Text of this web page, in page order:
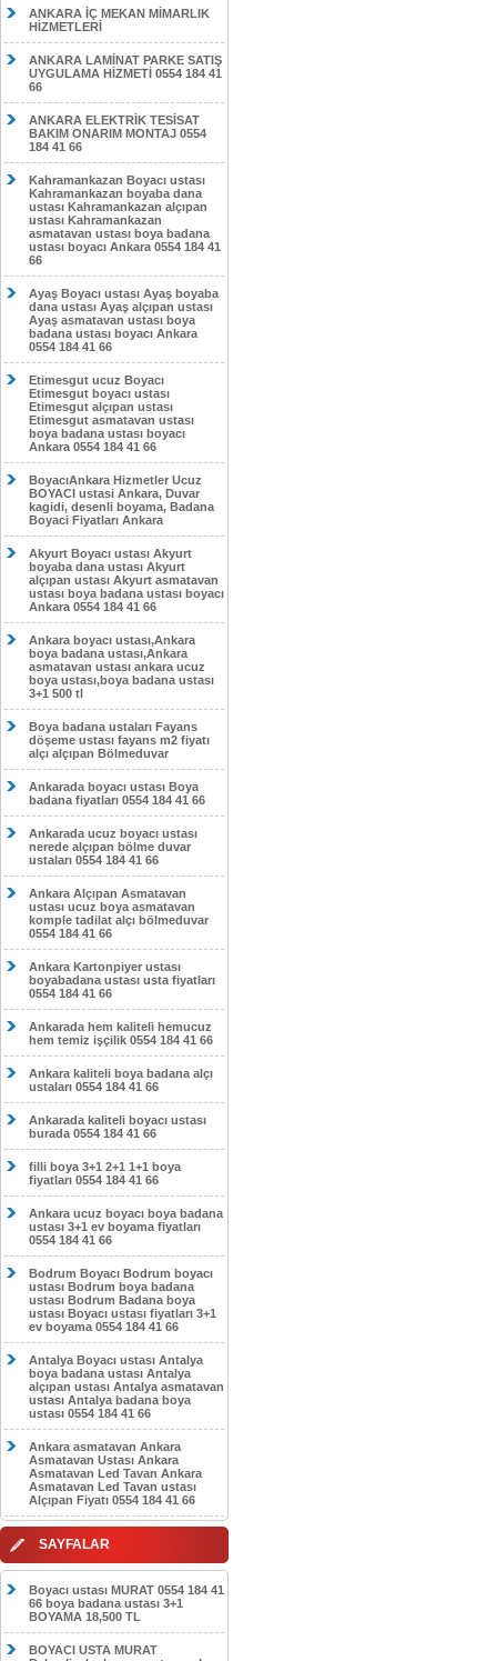
ANKARA İÇ MEKAN MİMARLIK
HİZMETLERİ
ANKARA LAMİNAT PARKE SATIŞ
UYGULAMA HİZMETİ 0554 184 41
66
ANKARA ELEKTRİK TESİSAT
BAKIM ONARIM MONTAJ 0554
184 41 66
Kahramankazan Boyacı ustası
Kahramankazan boyaba dana
ustası Kahramankazan alçıpan
ustası Kahramankazan
asmatavan ustası boya badana
ustası boyacı Ankara 0554 184 41
66
Ayaş Boyacı ustası Ayaş boyaba
dana ustası Ayaş alçıpan ustası
Ayaş asmatavan ustası boya
badana ustası boyacı Ankara
0554 184 41 66
Etimesgut ucuz Boyacı
Etimesgut boyacı ustası
Etimesgut alçıpan ustası
Etimesgut asmatavan ustası
boya badana ustası boyacı
Ankara 0554 184 41 66
BoyacıAnkara Hizmetler Ucuz
BOYACI ustasi Ankara, Duvar
kagidi, desenli boyama, Badana
Boyaci Fiyatları Ankara
Akyurt Boyacı ustası Akyurt
boyaba dana ustası Akyurt
alçıpan ustası Akyurt asmatavan
ustası boya badana ustası boyacı
Ankara 0554 184 41 66
Ankara boyacı ustası,Ankara
boya badana ustası,Ankara
asmatavan ustası ankara ucuz
boya ustası,boya badana ustası
3+1 500 tl
Boya badana ustaları Fayans
döşeme ustası fayans m2 fiyatı
alçı alçıpan Bölmeduvar
Ankarada boyacı ustası Boya
badana fiyatları 0554 184 41 66
Ankarada ucuz boyacı ustası
nerede alçıpan bölme duvar
ustaları 0554 184 41 66
Ankara Alçıpan Asmatavan
ustası ucuz boya asmatavan
komple tadilat alçı bölmeduvar
0554 184 41 66
Ankara Kartonpiyer ustası
boyabadana ustası usta fiyatları
0554 184 41 66
Ankarada hem kaliteli hemucuz
hem temiz işçilik 0554 184 41 66
Ankara kaliteli boya badana alçı
ustaları 0554 184 41 66
Ankarada kaliteli boyacı ustası
burada 0554 184 41 66
filli boya 3+1 2+1 1+1 boya
fiyatları 0554 184 41 66
Ankara ucuz boyacı boya badana
ustası 3+1 ev boyama fiyatları
0554 184 41 66
Bodrum Boyacı Bodrum boyacı
ustası Bodrum boya badana
ustası Bodrum Badana boya
ustası Boyacı ustası fiyatları 3+1
ev boyama 0554 184 41 66
Antalya Boyacı ustası Antalya
boya badana ustası Antalya
alçıpan ustası Antalya asmatavan
ustası Antalya badana boya
ustası 0554 184 41 66
Ankara asmatavan Ankara
Asmatavan Ustası Ankara
Asmatavan Led Tavan Ankara
Asmatavan Led Tavan ustası
Alçıpan Fiyatı 0554 184 41 66
SAYFALAR
Boyacı ustası MURAT 0554 184 41
66 boya badana ustası 3+1
BOYAMA 18,500 TL
BOYACI USTA MURAT